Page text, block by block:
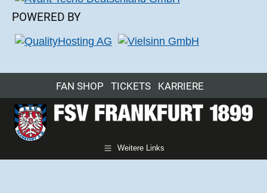
POWERED BY
FAN SHOP TICKETS KARRIERE
Weitere Links